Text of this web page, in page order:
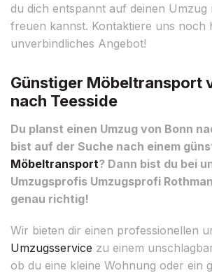
du dich entspannt auf deinen Umzug
freuen kannst. Kontaktiere uns noch
unverbindliches Angebot!
Günstiger Möbeltransport
nach Teesside
Du planst einen Umzug von Bonn
bist auf der Suche nach einem
Möbeltransport? Dann bist du bei
Umzugsprofis Umzugsprofi
genau richtig!
Wir bieten dir einen professionellen
Umzugsservice zu einem
ob du eine kleine Wohnung oder ein